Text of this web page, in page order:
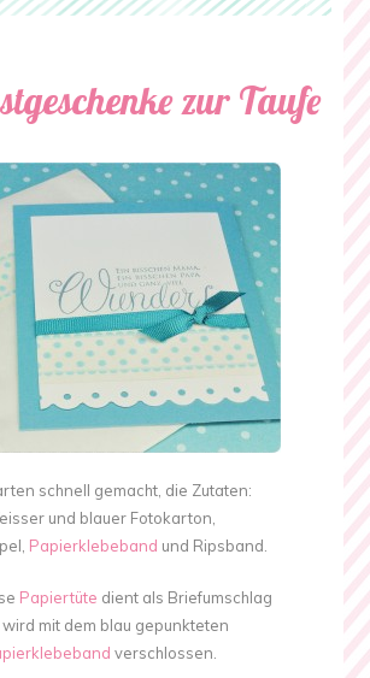
zur Taufe
schnell gemacht, die Zutaten:
und blauer Fotokarton,
Papierklebeband und Ripsband.
Papiertüte dient als Briefumschlag
wird mit dem blau gepunkteten
verschlossen.